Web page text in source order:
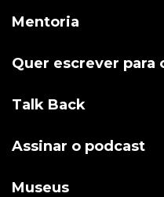
Mentoria
Quer escrever para
Talk Back
Assinar o podcast
Museus